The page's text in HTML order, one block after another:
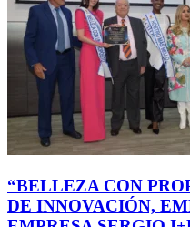
“BELLEZA CON
DE INNOVACIÓN,